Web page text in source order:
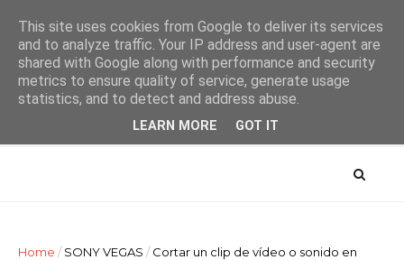
AYTUTO Blog
Home / SONY VEGAS / Cortar un clip de vídeo o sonido en
This site uses cookies from Google to deliver its services
and to analyze traffic. Your IP address and user-agent are
shared with Google along with performance and security
metrics to ensure quality of service, generate usage
statistics, and to detect and address abuse.
LEARN MORE GOT IT